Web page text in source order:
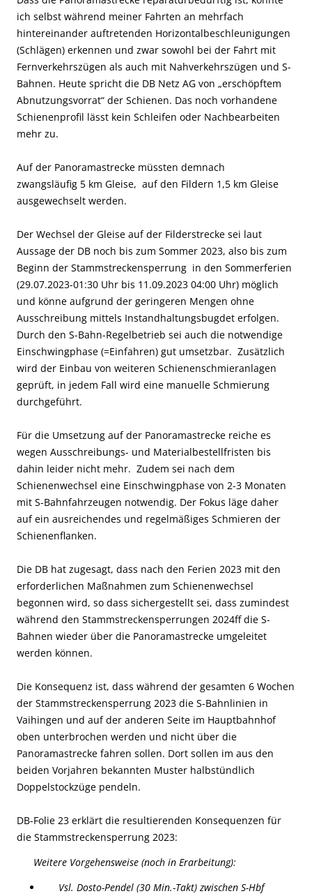
ich selbst während meiner Fahrten an mehrfach
hintereinander auftretenden Horizontalbeschleunigungen
(Schlägen) erkennen und zwar sowohl bei der Fahrt mit
Fernverkehrszügen als auch mit Nahverkehrszügen und S-
Bahnen. Heute spricht die DB Netz AG von „erschöpftem
Abnutzungsvorrat“ der Schienen. Das noch vorhandene
Schienenprofil lässt kein Schleifen oder Nachbearbeiten
mehr zu.
Auf der Panoramastrecke müssten demnach
zwangsläufig 5 km Gleise, auf den Fildern 1,5 km Gleise
ausgewechselt werden.
Der Wechsel der Gleise auf der Filderstrecke sei laut
Aussage der DB noch bis zum Sommer 2023, also bis zum
Beginn der Stammstreckensperrung in den Sommerferien
(29.07.2023-01:30 Uhr bis 11.09.2023 04:00 Uhr) möglich
und könne aufgrund der geringeren Mengen ohne
Ausschreibung mittels Instandhaltungsbugdet erfolgen.
Durch den S-Bahn-Regelbetrieb sei auch die notwendige
Einschwingphase (=Einfahren) gut umsetzbar. Zusätzlich
wird der Einbau von weiteren Schienenschmieranlagen
geprüft, in jedem Fall wird eine manuelle Schmierung
durchgeführt.
Für die Umsetzung auf der Panoramastrecke reiche es
wegen Ausschreibungs- und Materialbestellfristen bis
dahin leider nicht mehr. Zudem sei nach dem
Schienenwechsel eine Einschwingphase von 2-3 Monaten
mit S-Bahnfahrzeugen notwendig. Der Fokus läge daher
auf ein ausreichendes und regelmäßiges Schmieren der
Schienenflanken.
Die DB hat zugesagt, dass nach den Ferien 2023 mit den
erforderlichen Maßnahmen zum Schienenwechsel
begonnen wird, so dass sichergestellt sei, dass zumindest
während den Stammstreckensperrungen 2024ff die S-
Bahnen wieder über die Panoramastrecke umgeleitet
werden können.
Die Konsequenz ist, dass während der gesamten 6 Wochen
der Stammstreckensperrung 2023 die S-Bahnlinien in
Vaihingen und auf der anderen Seite im Hauptbahnhof
oben unterbrochen werden und nicht über die
Panoramastrecke fahren sollen. Dort sollen im aus den
beiden Vorjahren bekannten Muster halbstündlich
Doppelstockzüge pendeln.
DB-Folie 23 erklärt die resultierenden Konsequenzen für
die Stammstreckensperrung 2023:
Weitere Vorgehensweise (noch in Erarbeitung):
Vsl. Dosto-Pendel (30 Min.-Takt) zwischen S-Hbf